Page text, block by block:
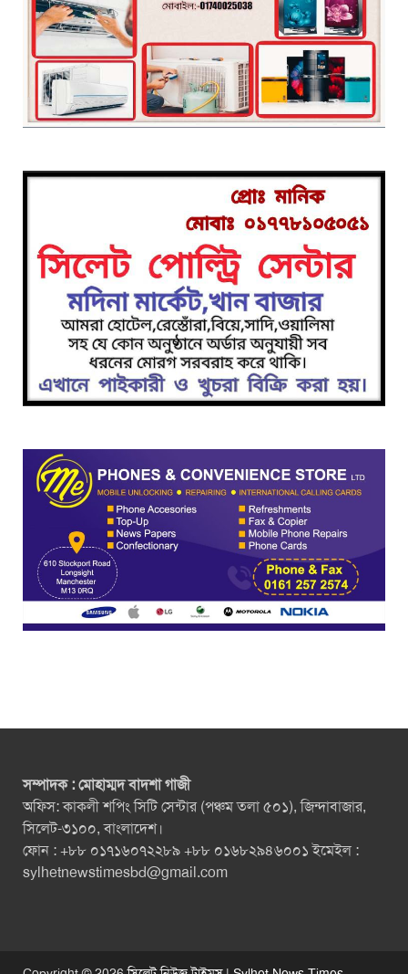
সম্পাদক : মোহাম্মদ বাদশা গাজী
অফিস: কাকলী শপিং সিটি সেন্টার (পঞ্চম তলা ৫০১), জিন্দাবাজার,
সিলেট-৩১০০, বাংলাদেশ।
ফোন : +৮৮ ০১৭১৬০৭২২৮৯ +৮৮ ০১৬৮২৯৪৬০০১ ইমেইল :
sylhetnewstimesbd@gmail.com